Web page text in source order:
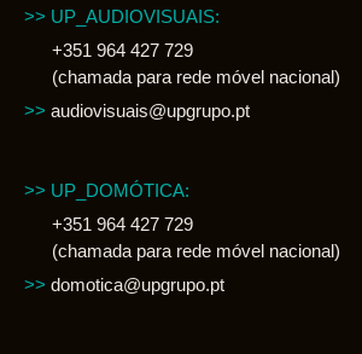
>> UP_AUDIOVISUAIS:
+351 964 427 729
(chamada para rede móvel nacional)
>> audiovisuais@upgrupo.pt
>> UP_DOMÓTICA:
+351 964 427 729
(chamada para rede móvel nacional)
>> domotica@upgrupo.pt